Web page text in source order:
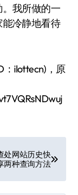
我所做的一
冷静地看待
：ilottecn)，原
处网站历史快
两种查询方法